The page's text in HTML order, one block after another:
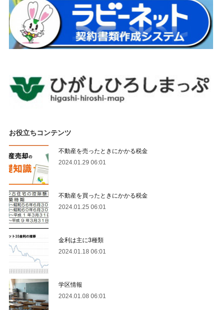
お役立ちコンテンツ
不動産を売ったときにかかる税金
2024.01.29 06:01
不動産を買ったときにかかる税金
2024.01.25 06:01
金利は主に3種類
2024.01.18 06:01
学区情報
2024.01.08 06:01